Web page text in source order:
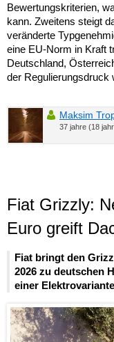
Bewertungskriterien,
kann. Zweitens steigt
veränderte
eine EU-Norm in Kraft
Deutschland,
der Regulierungsdruck
Maksim
37 jahre (18
Fiat Grizzly:
Euro greift
Fiat bringt den
2026 zu deutschen
einer